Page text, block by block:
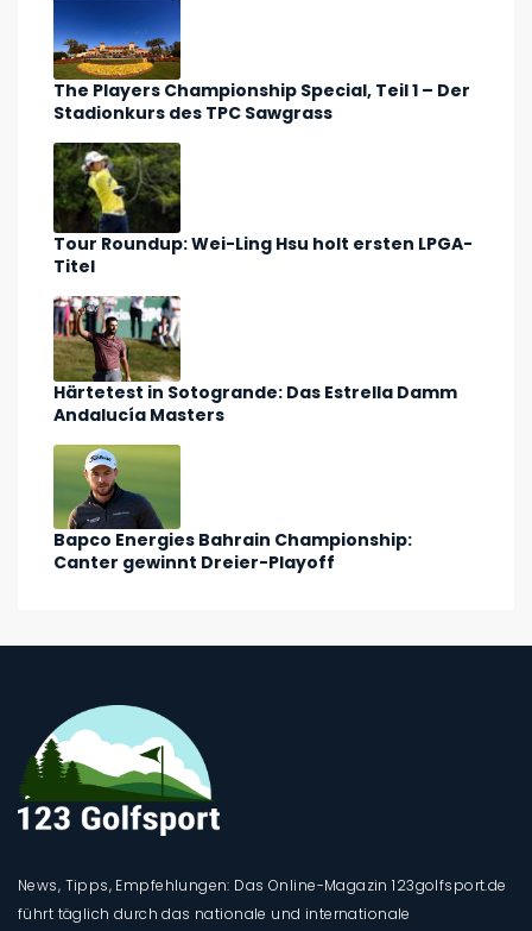
The Players Championship Special, Teil 1 – Der
Stadionkurs des TPC Sawgrass
Tour Roundup: Wei-Ling Hsu holt ersten LPGA-
Titel
Härtetest in Sotogrande: Das Estrella Damm
Andalucía Masters
Bapco Energies Bahrain Championship:
Canter gewinnt Dreier-Playoff
News, Tipps, Empfehlungen: Das Online-Magazin 123golfsport.de
führt täglich durch das nationale und internationale